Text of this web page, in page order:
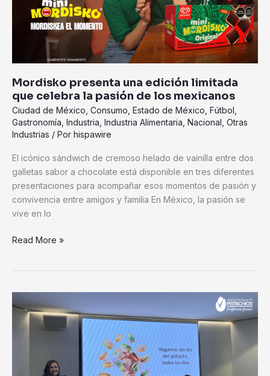
Mordisko presenta una edición limitada
que celebra la pasión de los mexicanos
Ciudad de México Consumo Estado de México Fútbol
Gastronomía Industria Industria Alimentaria Nacional Otras
Industrias / Por hispawire
El icónico sándwich de cremoso helado de vainilla entre dos
galletas sabor a chocolate está disponible en tres diferentes
presentaciones para acompañar esos momentos de pasión y
convivencia entre amigos y familia En México, la pasión se
vive en lo
celebra
pasión
mexicanos
Read More »
Concurso
Con
Sabor
reconoce